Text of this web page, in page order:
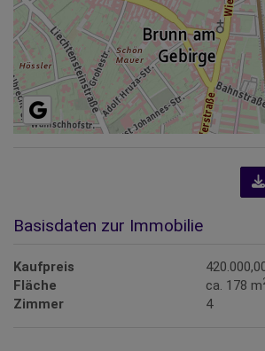
Basisdaten zur Immobilie
Kaufpreis
Fläche
ca. 178 m
Zimmer 4